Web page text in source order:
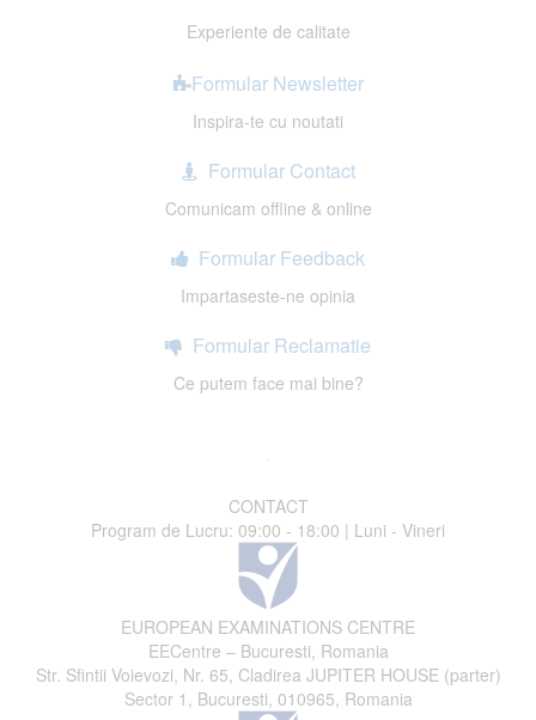
Experiente de calitate
Formular Newsletter
Inspira-te cu noutati
Formular Contact
Comunicam offline & online
Formular Feedback
Impartaseste-ne opinia
Formular Reclamatie
Ce putem face mai bine?
CONTACT
Program de Lucru: 09:00 - 18:00 | Luni - Vineri
EUROPEAN EXAMINATIONS CENTRE
EECentre – Bucuresti, Romania
Str. Sfintii Voievozi, Nr. 65, Cladirea JUPITER HOUSE (parter)
Sector 1, Bucuresti, 010965, Romania